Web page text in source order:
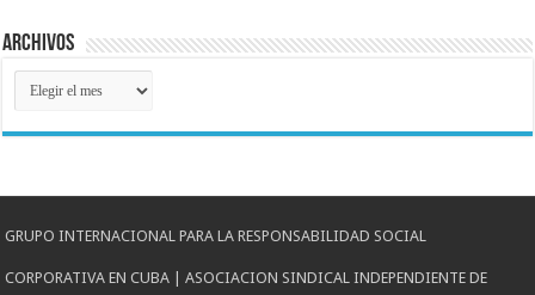
Archivos
Archivos
GRUPO INTERNACIONAL PARA LA RESPONSABILIDAD SOCIAL
CORPORATIVA EN CUBA | ASOCIACION SINDICAL INDEPENDIENTE DE